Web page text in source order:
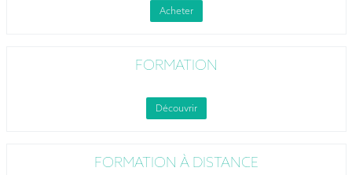
Acheter
FORMATION
Découvrir
FORMATION À DISTANCE